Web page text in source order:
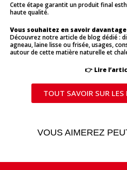
Cette étape garantit un produit final
haute qualité.
Vous souhaitez en savoir
Découvrez notre article de blog dédié :
agneau, laine lisse ou frisée, usages,
autour de cette matière naturelle et
👉 Lire
TOUT SAVOIR SUR LES
VOUS AIMEREZ